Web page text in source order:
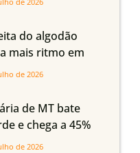
em Tocantins,
e Piauí
do algodão
mais ritmo em
Mato
de 2026
de MT bate
e chega a 45%
abatidos
de 2026